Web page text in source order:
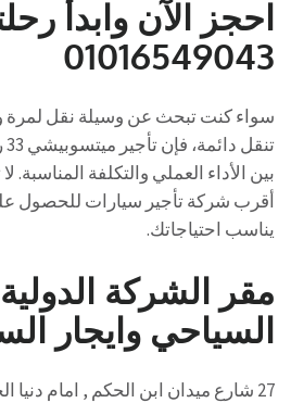
احجز الآن وابدأ
01016549043
سواء كنت تبحث عن وسيلة نقل لمرة
بين الأداء العملي والتكلفة المناسبة.
أقرب شركة تأجير سيارات
يناسب احتياجاتك.
مقر الشركة
السياحي وايجار
27 شارع ميدان ابن الحكم , امام